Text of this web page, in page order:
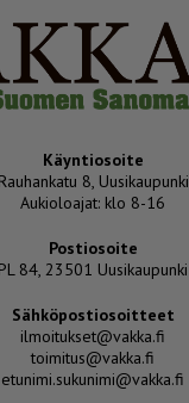
Käyntiosoite
Rauhankatu 8, Uusikaupunki
Aukioloajat: klo 8-16
Postiosoite
PL 84, 23501 Uusikaupunki
Sähköpostiosoitteet
ilmoitukset@vakka.fi
toimitus@vakka.fi
etunimi.sukunimi@vakka.fi